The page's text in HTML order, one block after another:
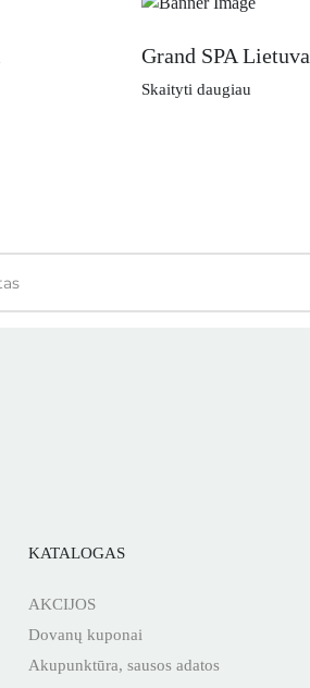
Grand SPA Lietuva
Skaityti daugiau
KATALOGAS
AKCIJOS
Dovanų kuponai
Akupunktūra, sausos adatos